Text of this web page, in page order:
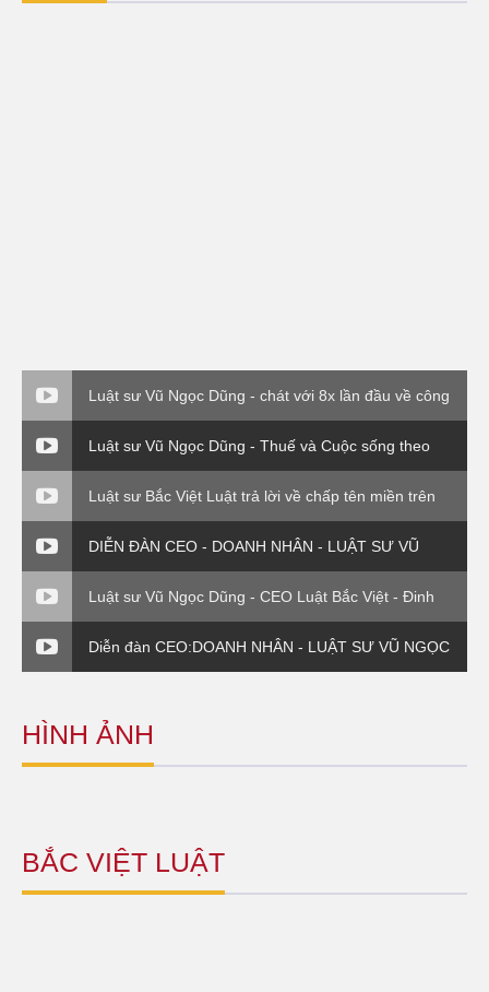
Luật sư Vũ Ngọc Dũng - chát với 8x lần đầu về công
ty Bắc Việt Luật ( VTC0
Luật sư Vũ Ngọc Dũng - Thuế và Cuộc sống theo
Thông tư 120 Bộ Tài Chính
Luật sư Bắc Việt Luật trả lời về chấp tên miền trên
VTV1
DIỄN ĐÀN CEO - DOANH NHÂN - LUẬT SƯ VŨ
NGỌC DŨNG - PHẦN 4
Luật sư Vũ Ngọc Dũng - CEO Luật Bắc Việt - Đinh
giá thương hiệu
Diễn đàn CEO:DOANH NHÂN - LUẬT SƯ VŨ NGỌC
DŨNG - PHẦN VI
HÌNH ẢNH
BẮC VIỆT LUẬT